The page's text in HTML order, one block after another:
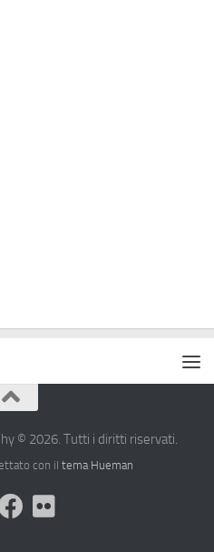
© 2026. Tutti i diritti riservati.
con il tema Hueman